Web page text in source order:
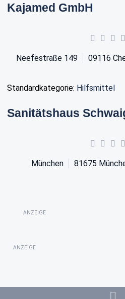
Kajamed GmbH
Neefestraße 149 09116
Standardkategorie: Hilfsmittel
Sanitätshaus
München 81675
ANZEIGE
ANZEIGE